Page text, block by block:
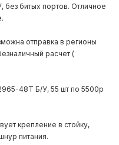
без битых портов. Отличное
отправка в регионы
расчет (
48T Б/У, 55 шт по 5500р
крепление в стойку,
питания.